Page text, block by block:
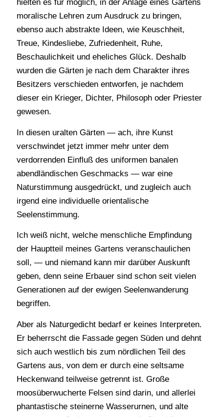
hielten es für möglich, in der Anlage eines Gartens
moralische Lehren zum Ausdruck zu bringen,
ebenso auch abstrakte Ideen, wie Keuschheit,
Treue, Kindesliebe, Zufriedenheit, Ruhe,
Beschaulichkeit und eheliches Glück. Deshalb
wurden die Gärten je nach dem Charakter ihres
Besitzers verschieden entworfen, je nachdem
dieser ein Krieger, Dichter, Philosoph oder Priester
gewesen.
In diesen uralten Gärten — ach, ihre Kunst
verschwindet jetzt immer mehr unter dem
verdorrenden Einfluß des uniformen banalen
abendländischen Geschmacks — war eine
Naturstimmung ausgedrückt, und zugleich auch
irgend eine individuelle orientalische
Seelenstimmung.
Ich weiß nicht, welche menschliche Empfindung
der Hauptteil meines Gartens veranschaulichen
soll, — und niemand kann mir darüber Auskunft
geben, denn seine Erbauer sind schon seit vielen
Generationen auf der ewigen Seelenwanderung
begriffen.
Aber als Naturgedicht bedarf er keines Interpreten.
Er beherrscht die Fassade gegen Süden und dehnt
sich auch westlich bis zum nördlichen Teil des
Gartens aus, von dem er durch eine seltsame
Heckenwand teilweise getrennt ist. Große
moosüberwucherte Felsen sind darin, und allerlei
phantastische steinerne Wasserurnen, und alte